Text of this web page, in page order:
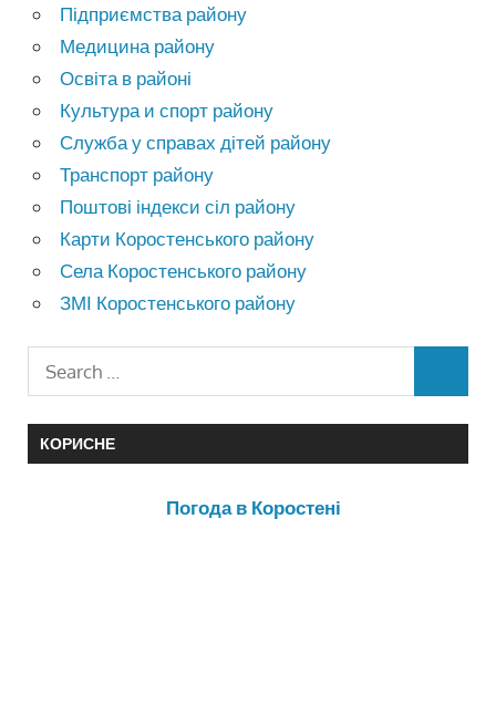
Підприємства району
Медицина району
Освіта в районі
Культура и спорт району
Служба у справах дітей району
Транспорт району
Поштові індекси сіл району
Карти Коростенського району
Села Коростенського району
ЗМІ Коростенського району
КОРИСНЕ
Погода в Коростені